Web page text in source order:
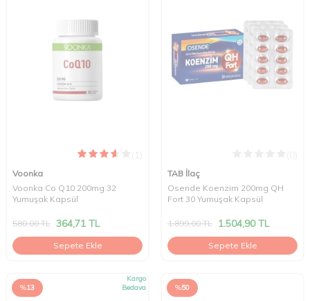
Voonka
Voonka Co Q10 200mg 32
Yumuşak Kapsül
580,00TL 364,71 TL
Sepete Ekle
TAB İlaç
Osende Koenzim 200mg QH
Fort 30 Yumuşak Kapsül
1.899,00TL 1.504,90TL
Sepete Ekle
%13
Kargo
Bedava
%50